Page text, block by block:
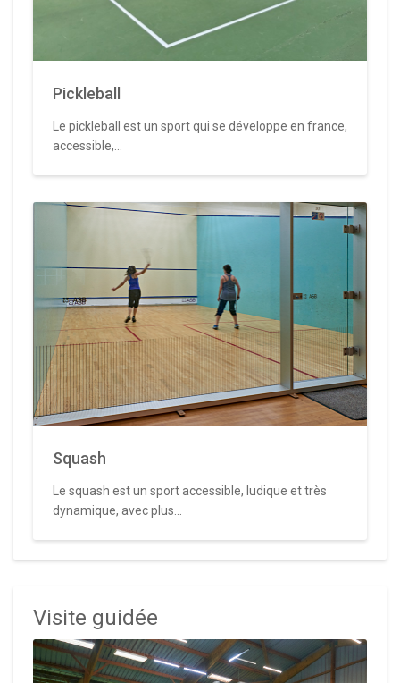
Pickleball
Le pickleball est un sport qui se développe en france,
accessible,...
Squash
Le squash est un sport accessible, ludique et très
dynamique, avec plus...
Visite guidée
Le badminton